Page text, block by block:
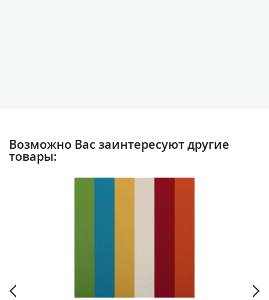
Возможно Вас заинтересуют другие
товары: